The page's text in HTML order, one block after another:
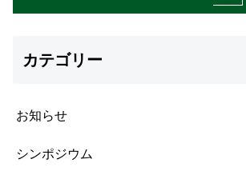
カテゴリー
お知らせ
シンポジウム